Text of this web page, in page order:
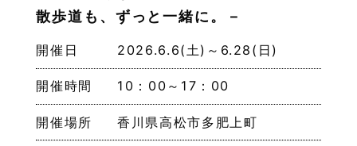
散歩道も、ずっと一緒に。－
開催日 2026.6.6(土)～6.28(日)
開催時間 10：00～17：00
開催場所 香川県高松市多肥上町